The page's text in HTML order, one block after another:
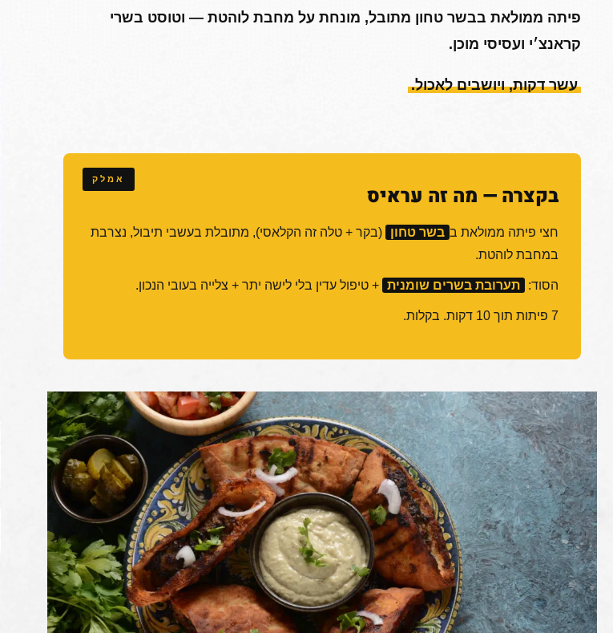
פיתה ממולאת בבשר טחון מתובל, מונחת על מחבת לוהטת — וטוסט בשרי
קראנצ׳י ועסיסי מוכן.
עשר דקות, ויושבים לאכול.
בקצרה — מה זה עראיס
חצי פיתה ממולאת ב בשר טחון
(בקר + טלה זה הקלאסי), מתובלת בעשבי תיבול, נצרבת
במחבת לוהטת.
הסוד: תערובת בשרים שומנית + טיפול עדין בלי לישה יתר + צלייה בעובי הנכון.
7 פיתות תוך 10 דקות. בקלות.